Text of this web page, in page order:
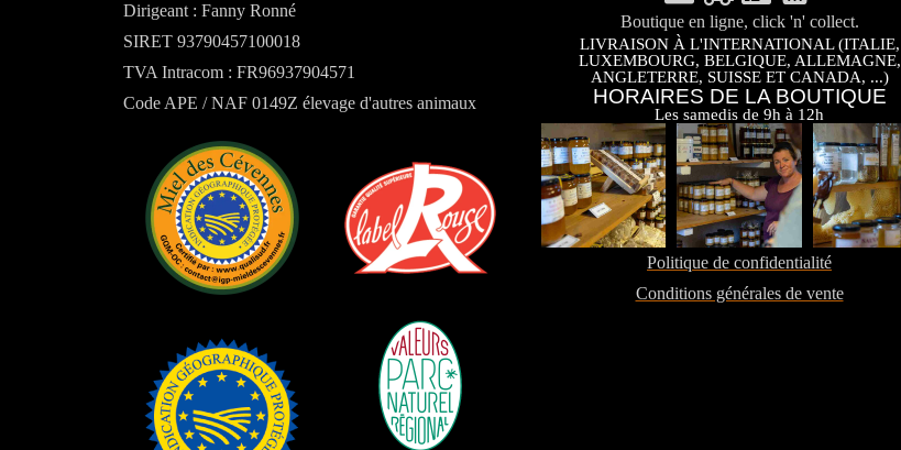
Dirigeant : Fanny Ronné
SIRET 93790457100018
TVA Intracom : FR96937904571
Code APE / NAF 0149Z élevage d'autres animaux
Boutique en ligne, click 'n' collect.
LIVRAISON À L'INTERNATIONAL (ITALIE,
LUXEMBOURG, BELGIQUE, ALLEMAGNE,
ANGLETERRE, SUISSE ET CANADA, ...)
HORAIRES DE LA BOUTIQUE
Les samedis de 9h à 12h
Politique de confidentialité
Conditions générales de vente